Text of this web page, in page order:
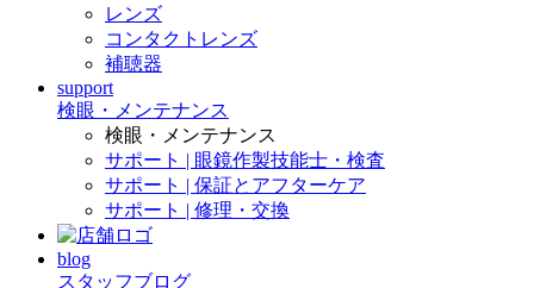
レンズ
コンタクトレンズ
補聴器
support
検眼・メンテナンス
検眼・メンテナンス
サポート | 眼鏡作製技能士・検査
サポート | 保証とアフターケア
サポート | 修理・交換
blog
スタッフブログ